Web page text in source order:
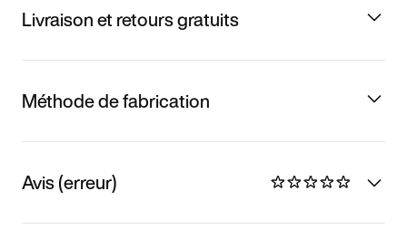
Livraison et retours gratuits
Méthode de fabrication
Avis (erreur)